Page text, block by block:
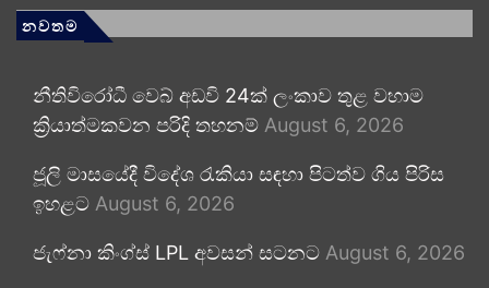
නවතම
නීතිවිරෝධී වෙබ් අඩවි 24ක් ලංකාව තුළ වහාම
ක්‍රියාත්මකවන පරිදි තහනම් August 6, 2026
ජූලි මාසයේදී විදේශ රැකියා සඳහා පිටත්ව ගිය පිරිස
ඉහළට August 6, 2026
ජැෆ්නා කිංග්ස් LPL අවසන් සටනට August 6, 2026